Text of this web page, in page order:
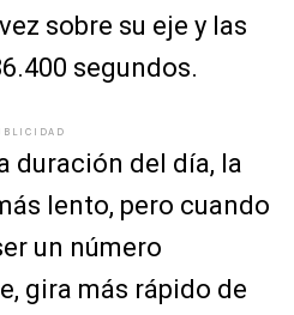
sobre su eje y las
segundos.
duración del día, la
lento, pero cuando
un número
gira más rápido de